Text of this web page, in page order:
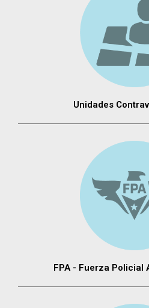
Unidades
FPA - Fuerza Policial